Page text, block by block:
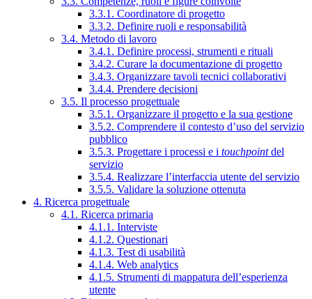
3.3.1. Coordinatore di progetto
3.3.2. Definire ruoli e responsabilità
3.4. Metodo di lavoro
3.4.1. Definire processi, strumenti e rituali
3.4.2. Curare la documentazione di progetto
3.4.3. Organizzare tavoli tecnici collaborativi
3.4.4. Prendere decisioni
3.5. Il processo progettuale
3.5.1. Organizzare il progetto e la sua gestione
3.5.2. Comprendere il contesto d’uso del servizio
pubblico
3.5.3. Progettare i processi e i touchpointdel
servizio
3.5.4. Realizzare l’interfaccia utente del servizio
3.5.5. Validare la soluzione ottenuta
4. Ricerca progettuale
4.1. Ricerca primaria
4.1.1. Interviste
4.1.2. Questionari
4.1.3. Test di usabilità
4.1.4. Web analytics
4.1.5. Strumenti di mappatura dell’esperienza
utente